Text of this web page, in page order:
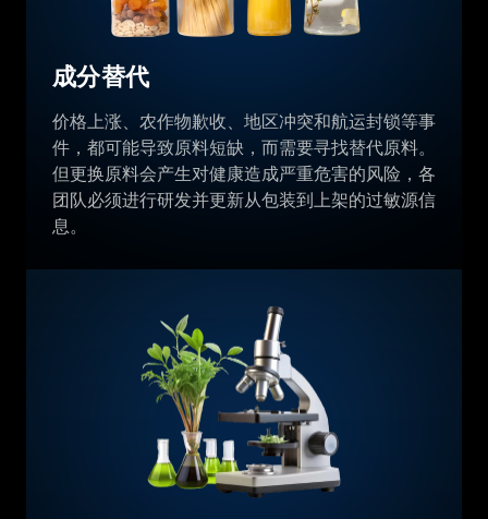
成分替代
价格上涨、农作物歉收、地区冲突和航运封锁等事
件，都可能导致原料短缺，而需要寻找替代原料。
但更换原料会产生对健康造成严重危害的风险，各
团队必须进行研发并更新从包装到上架的过敏源信
息。